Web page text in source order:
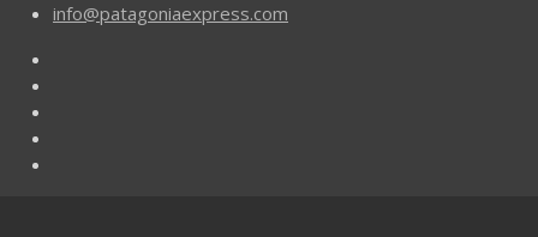
info@patagoniaexpress.com